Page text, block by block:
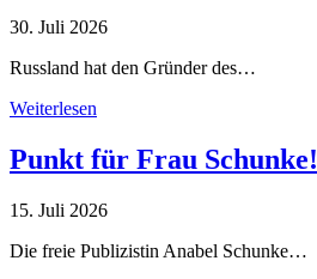
30. Juli 2026
Russland hat den Gründer des…
Weiterlesen
Punkt für Frau Schunke!
15. Juli 2026
Die freie Publizistin Anabel Schunke…